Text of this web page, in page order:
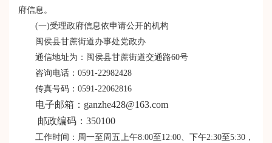
府信息。
(一)受理政府信息依申请公开的机构
闽侯县甘蔗街道办事处党政办
通信地址为：闽侯县甘蔗街道交通路60号
咨询电话：0591-22982428
传真号码：0591-22062816
电子邮箱：ganzhe428@163.com
邮政编码：350100
工作时间：周一至周五上午8:00至12:00、下午2:30至5:30，